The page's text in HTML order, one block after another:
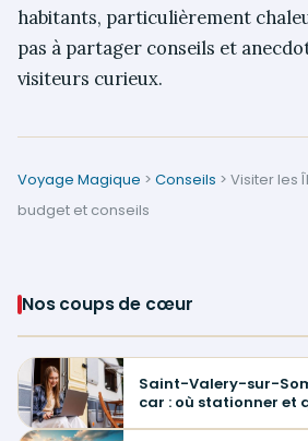
habitants, particulièrement
pas à partager conseils et
visiteurs curieux.
Voyage Magique > Conseils > Visiter les
budget et conseils
Nos coups de cœur
Saint-Valery-sur-
car : où stationner et